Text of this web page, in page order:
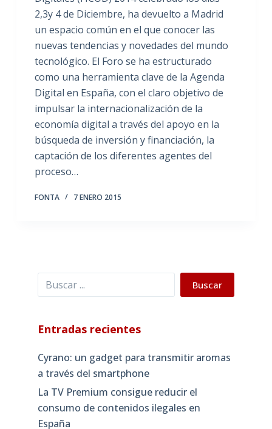
2,3y 4 de Diciembre, ha devuelto a Madrid
un espacio común en el que conocer las
nuevas tendencias y novedades del mundo
tecnológico. El Foro se ha estructurado
como una herramienta clave de la Agenda
Digital en España, con el claro objetivo de
impulsar la internacionalización de la
economía digital a través del apoyo en la
búsqueda de inversión y financiación, la
captación de los diferentes agentes del
proceso…
FONTA 7 ENERO 2015
Buscar Buscar
Entradas recientes
Cyrano: un gadget para transmitir aromas
a través del smartphone
La TV Premium consigue reducir el
consumo de contenidos ilegales en
España